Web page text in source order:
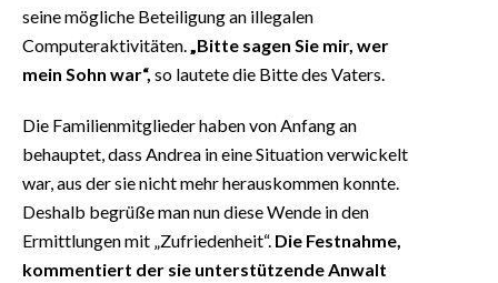
seine mögliche Beteiligung an illegalen
Computeraktivitäten.
„Bitte sagen Sie mir, wer
mein Sohn war“, so lautete die Bitte des Vaters.
Die Familienmitglieder haben von Anfang an
behauptet, dass Andrea in eine Situation verwickelt
war, aus der sie nicht mehr herauskommen konnte.
Deshalb begrüße man nun diese Wende in den
Ermittlungen mit „Zufriedenheit“. Die Festnahme,
kommentiert der sie unterstützende Anwalt